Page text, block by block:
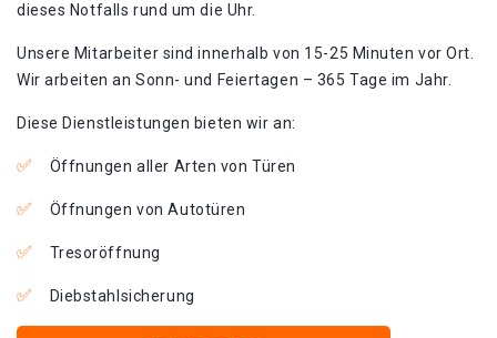
dieses Notfalls rund um die Uhr.
Unsere Mitarbeiter sind innerhalb von 15-25 Minuten vor Ort.
Wir arbeiten an Sonn- und Feiertagen – 365 Tage im Jahr.
Diese Dienstleistungen bieten wir an:
Öffnungen aller Arten von Türen
Öffnungen von Autotüren
Tresoröffnung
Diebstahlsicherung